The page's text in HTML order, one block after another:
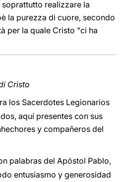
realizzare la
la purezza di cuore, secondo
per la quale Cristo "ci ha
Cristo
los Sacerdotes Legionarios
aquí presentes con sus
y compañeros del
palabras del Apóstol Pablo,
entusiasmo y generosidad